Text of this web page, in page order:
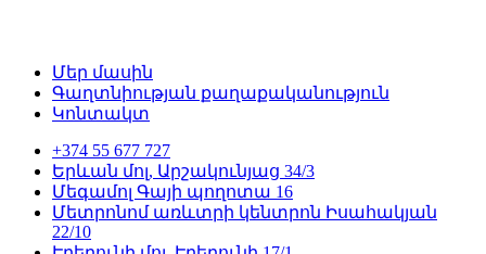
Մեր մասին
Գաղտնիության քաղաքականություն
Կոնտակտ
+374 55 677 727
Երևան մոլ, Արշակունյաց 34/3
Մեգամոլ Գայի պողոտա 16
Մետրոնոմ առևտրի կենտրոն Իսահակյան
22/10